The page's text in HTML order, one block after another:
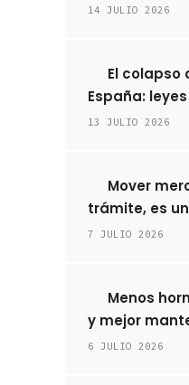
14 JULIO 2026
El colapso
España:
13 JULIO 2026
Mover
trámite, es
7 JULIO 2026
Menos
y mejor
6 JULIO 2026